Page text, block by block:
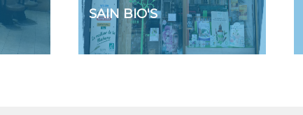
SAIN BIO'S